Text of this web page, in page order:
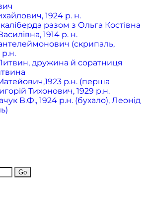
1924 р. н.
разом з Ольга Костівна
1914 р. н.
(скрипаль,
р.н.
дружина й соратниця
р.н. (перша
Тихонович, 1929 р.н.
В.Ф., 1924 р.н. (бухало), Леонід